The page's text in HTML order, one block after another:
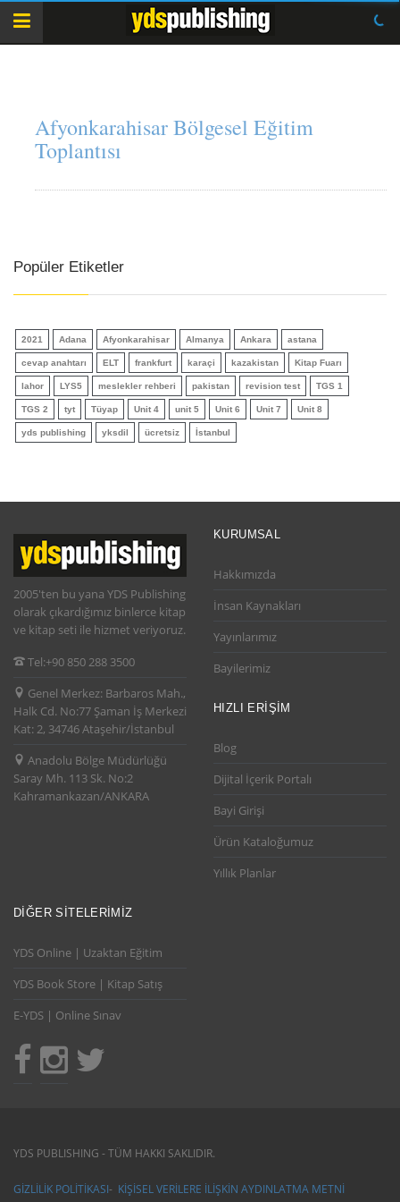
Afyonkarahisar Bölgesel Eğitim
Toplantısı
Popüler Etiketler
2021 Adana Afyonkarahisar Almanya Ankara astana
cevap anahtarı ELT frankfurt karaçi kazakistan Kitap Fuarı
lahor LYS5 meslekler rehberi pakistan revision test TGS 1
TGS 2 tyt Tüyap Unit 4 unit 5 Unit 6 Unit 7 Unit 8
yds publishing yksdil ücretsiz İstanbul
2005'ten bu yana YDS Publishing
olarak çıkardığımız binlerce kitap
ve kitap seti ile hizmet veriyoruz.
Tel:+90 850 288 3500
Genel Merkez: Barbaros Mah.,
Halk Cd. No:77 Şaman İş Merkezi
Kat: 2, 34746 Ataşehir/İstanbul
Anadolu Bölge Müdürlüğü
Saray Mh. 113 Sk. No:2
Kahramankazan/ANKARA
KURUMSAL
Hakkımızda
İnsan Kaynakları
Yayınlarımız
Bayilerimiz
HIZLI ERIŞIM
Blog
Dijital İçerik Portalı
Bayi Girişi
Ürün Kataloğumuz
Yıllık Planlar
DIĞER SITELERIMIZ
YDS Online | Uzaktan Eğitim
YDS Book Store | Kitap Satış
E-YDS | Online Sınav
YDS PUBLISHING - TÜM HAKKI SAKLIDIR.
GIZLILIK POLITIKASI- KIŞISEL VERILERE İLIŞKIN AYDINLATMA METNI